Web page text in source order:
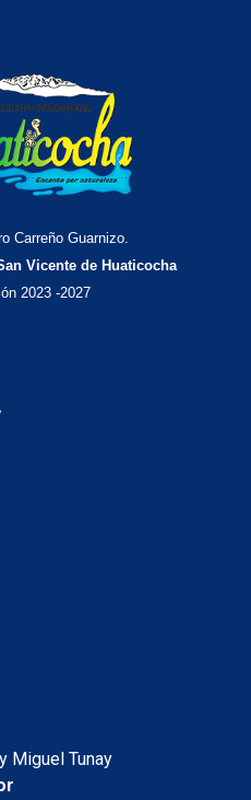
Carreño Guarnizo.
Vicente de Huaticocha
2023 -2027
Miguel Tunay